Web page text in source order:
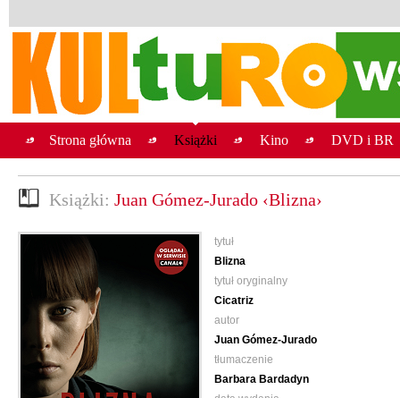
Strona główna Książki Kino DVD i BR
Książki: Juan Gómez-Jurado ‹Blizna›
tytuł
Blizna
tytuł oryginalny
Cicatriz
autor
Juan Gómez-Jurado
tłumaczenie
Barbara Bardadyn